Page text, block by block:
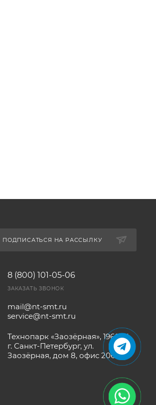
ПОДПИСАТЬСЯ НА РАССЫЛКУ
8 (800) 101-05-06
ЗАКАЗАТЬ ЗВОНОК
mail@nt-smt.ru
service@nt-smt.ru
Технопарк «Заозёрная», 196084,
г. Санкт-Петербург, ул.
Заозёрная, дом 8, офис 206